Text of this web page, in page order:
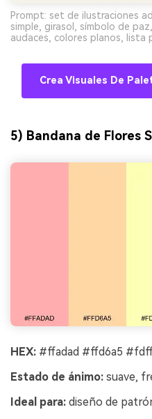
Prompt: set de ilustraciones
simple, girasol, símbolo de
audaces, colores planos, lista
Crea Visuales De
5) Bandana de Flores
HEX: #ffadad #ffd6a5
Estado de ánimo: suave,
Ideal para: diseño de